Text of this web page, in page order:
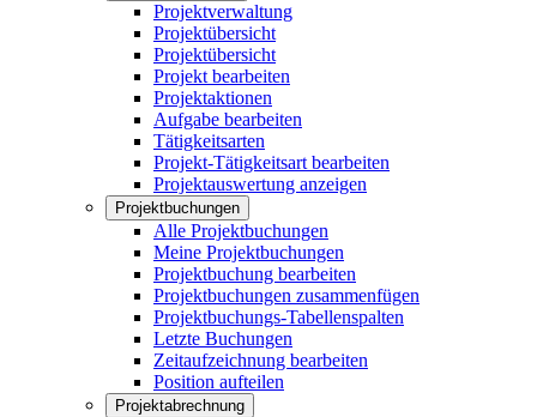
Projektverwaltung
Projektübersicht
Projektübersicht
Projekt bearbeiten
Projektaktionen
Aufgabe bearbeiten
Tätigkeitsarten
Projekt-Tätigkeitsart bearbeiten
Projektauswertung anzeigen
Projektbuchungen
Alle Projektbuchungen
Meine Projektbuchungen
Projektbuchung bearbeiten
Projektbuchungen zusammenfügen
Projektbuchungs-Tabellenspalten
Letzte Buchungen
Zeitaufzeichnung bearbeiten
Position aufteilen
Projektabrechnung